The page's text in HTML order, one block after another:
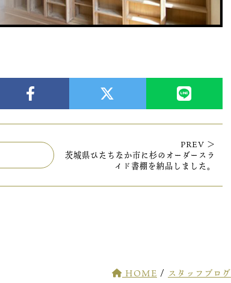
PREV ＞
茨城県ひたちなか市に杉のオーダースラ
イド書棚を納品しました。
HOME / スタッフブログ